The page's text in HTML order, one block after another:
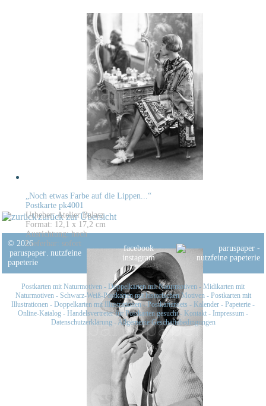
„Noch etwas Farbe auf die Lippen...“
Postkarte pk4001
Urheber: Atelier Balasz
Format: 12,1 x 17,2 cm
Ausrichtung: hoch
Lieferbar: sofort
zurück zur Übersicht
© 2026
paruspaper. nutzfeine
papeterie
facebook
instagram
Postkarten mit Naturmotiven - Doppelkarten mit Naturmotiven - Midikarten mit
Naturmotiven- Schwarz-Weiß-Postkarten mit historischen Motiven- Postkarten mit
Illustrationen - Doppelkarten mit Illustrationen-Postkartensets - Kalender - Papeterie -
Online-Katalog - Handelsvertreter für Postkarten gesucht- Kontakt - Impressum -
Datenschutzerklärung-Allgemeine Geschäftsbedingungen